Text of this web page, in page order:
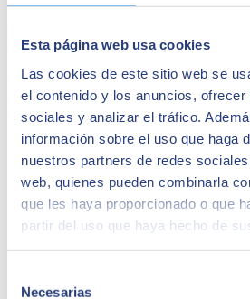
Esta página web usa cookies
Las cookies de este sitio web se
el contenido y los anuncios, ofrecer
sociales y analizar el tráfico.
información sobre el uso que haga
nuestros partners de redes
web, quienes pueden combinarla
que les haya proporcionado o que
partir del uso que haya hecho de
Necesarias
se base en datos actualizados.